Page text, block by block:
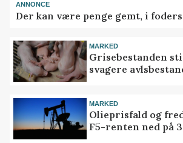
ANNONCE
Der kan være penge gemt, i
MARKED
Grisebestanden
svagere
MARKED
Olieprisfald og
F5-renten ned på